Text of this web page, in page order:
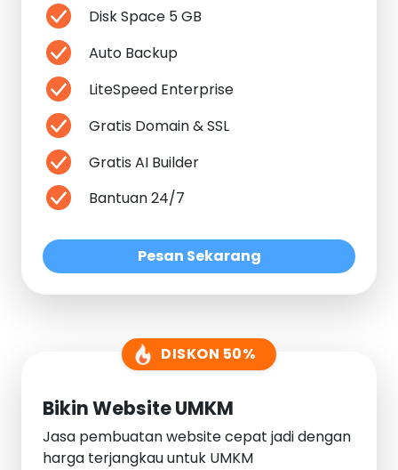
Disk Space 5 GB
Auto Backup
LiteSpeed Enterprise
Gratis Domain & SSL
Gratis AI Builder
Bantuan 24/7
Pesan Sekarang
DISKON 50%
Bikin Website UMKM
Jasa pembuatan website cepat jadi dengan
harga terjangkau untuk UMKM